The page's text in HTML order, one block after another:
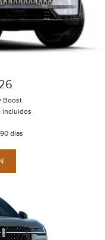
Boost
incluidos
días